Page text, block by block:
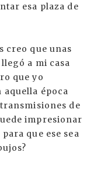
esa plaza de
creo que unas
a mi casa
que yo
aquella época
de
impresionar
que ese sea